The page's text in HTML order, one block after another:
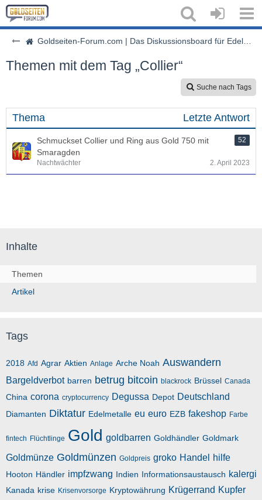
Goldseiten-Forum.com | Das Diskussionsboard für Edelmetalle & Rohstoffe
Themen mit dem Tag „Collier“
Suche nach Tags
Thema Letzte Antwort
Schmuckset Collier und Ring aus Gold 750 mit
Smaragden
52
Nachtwächter 2. April 2023
Inhalte
Themen
Artikel
Tags
2018 Afd Agrar Aktien Anlage Arche Noah Auswandern
Bargeldverbot barren betrug bitcoin blackrock Brüssel Canada
China corona cryptocurrency Degussa Depot Deutschland
Diamanten Diktatur Edelmetalle eu euro EZB fakeshop Farbe
fintech Flüchtlinge Gold goldbarren Goldhändler Goldmark
Goldmünze Goldmünzen Goldpreis groko Handel hilfe
Hooton Händler impfzwang Indien Informationsaustausch kalergi
Kanada krise Krisenvorsorge Kryptowährung Krügerrand Kupfer